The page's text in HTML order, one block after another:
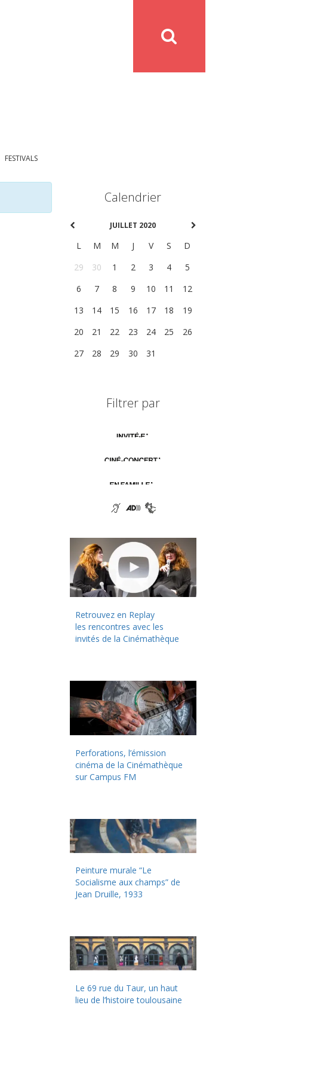
FESTIVALS
Calendrier
JUILLET 2020
L M M J V S
D
29
30 1 2 3 4
5
6
7 8 9 10 11
12
13
14 15 16 17 18
19
20
21 22 23 24 25
26
27
28 29 30 31
Filtrer par
Retrouvez en Replay
les rencontres avec les
invités de la Cinémathèque
Perforations, l’émission
cinéma de la Cinémathèque
sur Campus FM
Peinture murale “Le
Socialisme aux champs” de
Jean Druille, 1933
Le 69 rue du Taur, un haut
lieu de l’histoire toulousaine